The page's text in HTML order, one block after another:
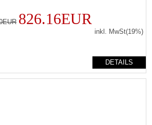
826.16EUR
inkl. MwSt(19%)
DETAILS